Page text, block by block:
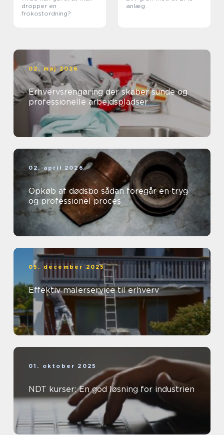
dropper en
frokostordning?
anlæg
02. maj 2026
Erhvervsrengøring der skaber sunde og
professionelle arbejdspladser
02. april 2026
Opkøb af dødsbo sådan foregår en tryg
og professionel proces
05. december 2025
Effektiv malerservice til erhverv
01. oktober 2025
NDT kurser: En god løsning for industrien